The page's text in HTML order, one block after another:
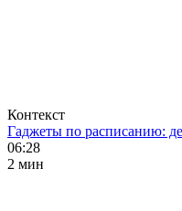
Контекст
Гаджеты по расписанию:
06:28
2 мин